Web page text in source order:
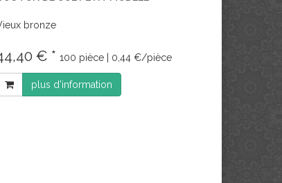
bronze
€ * 100 pièce | 0,44 €/pièce
plus d'information